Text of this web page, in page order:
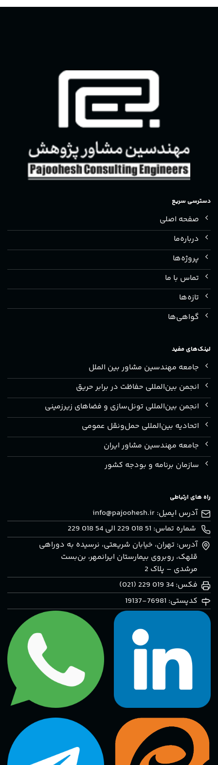
دسترسی سریع
صفحه اصلی
درباره‌ما
پروژه‌ها
تماس با ما
تازه‌ها
گواهی‌ها
لینک‌های مفید
جامعه مهندسین مشاور بین الملل
انجمن بین‌المللی حفاظت در برابر حریق
انجمن بین‌المللی تونل‌سازی و فضاهای زیرزمینی
اتحادیه بین‌المللی حمل‌ونقل عمومی
جامعه مهندسین مشاور ایران
سازمان برنامه و بودجه کشور
راه های ارتباطی
آدرس ایمیل: info@pajoohesh.ir
شماره تماس: 51 018 229 الی 54 018 229
آدرس: تهران، خيابان شريعتی، نرسيده به دوراهی
قلهک، روبروی بيمارستان ايرانمهر، بن‌بست
مرشدی – پلاک 2
فکس: 34 019 229 (021)
کدپستی: 76981-19137